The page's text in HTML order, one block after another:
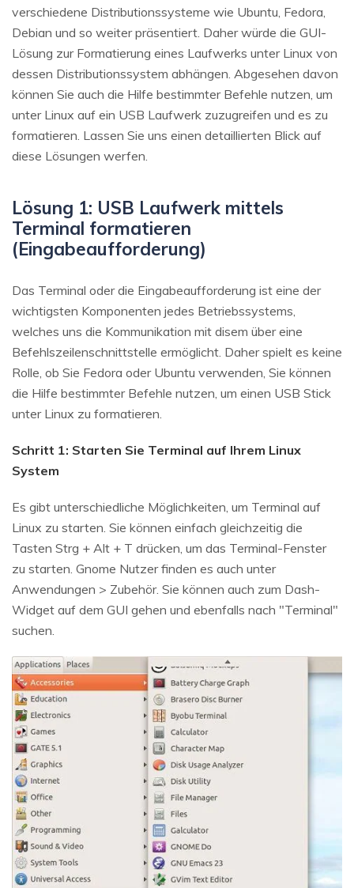
verschiedene Distributionssysteme wie Ubuntu, Fedora,
Debian und so weiter präsentiert. Daher würde die GUI-
Lösung zur Formatierung eines Laufwerks unter Linux von
dessen Distributionssystem abhängen. Abgesehen davon
können Sie auch die Hilfe bestimmter Befehle nutzen, um
unter Linux auf ein USB Laufwerk zuzugreifen und es zu
formatieren. Lassen Sie uns einen detaillierten Blick auf
diese Lösungen werfen.
Lösung 1: USB Laufwerk mittels
Terminal formatieren
(Eingabeaufforderung)
Das Terminal oder die Eingabeaufforderung ist eine der
wichtigsten Komponenten jedes Betriebssystems,
welches uns die Kommunikation mit disem über eine
Befehlszeilenschnittstelle ermöglicht. Daher spielt es keine
Rolle, ob Sie Fedora oder Ubuntu verwenden, Sie können
die Hilfe bestimmter Befehle nutzen, um einen USB Stick
unter Linux zu formatieren.
Schritt 1: Starten Sie Terminal auf Ihrem Linux
System
Es gibt unterschiedliche Möglichkeiten, um Terminal auf
Linux zu starten. Sie können einfach gleichzeitig die
Tasten Strg + Alt + T drücken, um das Terminal-Fenster
zu starten. Gnome Nutzer finden es auch unter
Anwendungen > Zubehör. Sie können auch zum Dash-
Widget auf dem GUI gehen und ebenfalls nach "Terminal"
suchen.